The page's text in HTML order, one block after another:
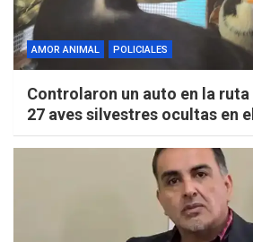
AMOR ANIMAL POLICIALES
Controlaron un auto en la
27 aves silvestres ocultas en